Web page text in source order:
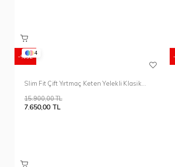
4
Slim Fit Çift Yırtmaç Keten Yelekli Klasik
7.650,00 TL
15.900,00 TL
%52